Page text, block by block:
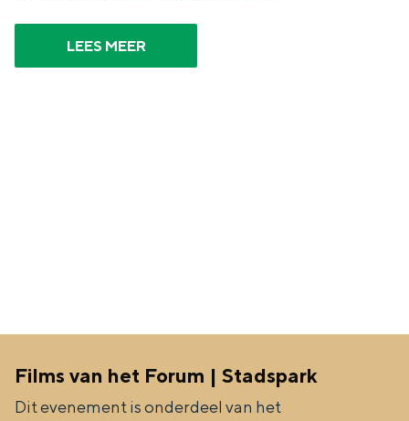
LEES MEER
Films van het Forum | Stadspark
Dit evenement is onderdeel van het